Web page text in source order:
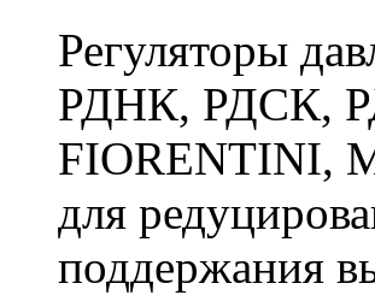
Регуляторы
РДНК, РДСК,
FIORENTINI,
для
поддержания